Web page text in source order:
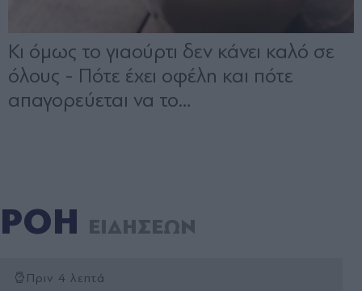
ΡΟΗ ΕΙΔΗΣΕΩΝ
Πριν 4 λεπτά